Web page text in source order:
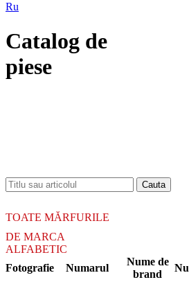
Ru
Catalog de
piese
TOATE MĂRFURILE
DE MARCA
ALFABETIC
Fotografie
Numarul
Nume de
brand